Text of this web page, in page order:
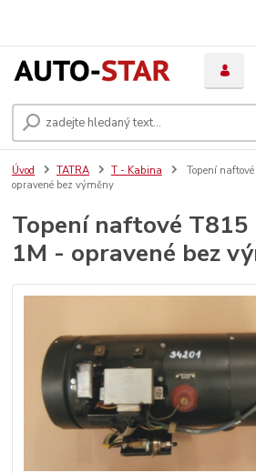
Úvod TATRA T - Kabina
Topení
opravené bez výměny
Topení naftové
1M - opravené bez